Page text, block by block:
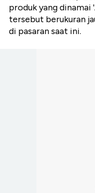
produk yang dinamai
tersebut berukuran
di pasaran saat ini.